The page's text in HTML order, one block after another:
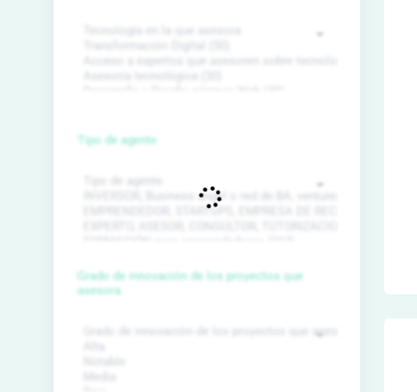
Tipo de agente
Grado de innovación de los proyectos que
asesora